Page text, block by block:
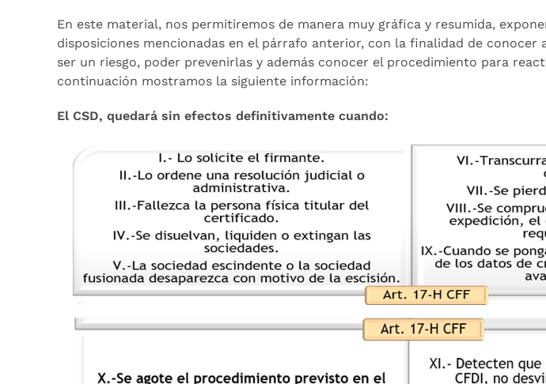
En este material, nos permitiremos de manera muy gráfica y resumida,
disposiciones mencionadas en el párrafo anterior, con la finalidad de conocer
ser un riesgo, poder prevenirlas y además conocer el procedimiento para
continuación mostramos la siguiente información:
El CSD, quedará sin efectos definitivamente cuando: